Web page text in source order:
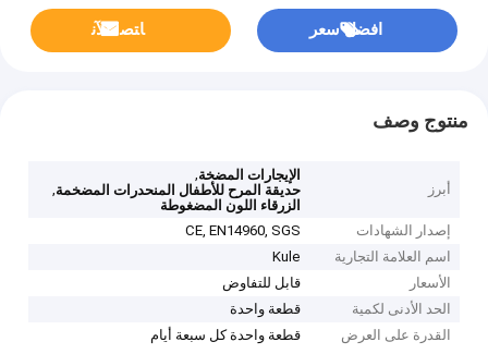
افضل سعر ﺎﺘﺼﻟ ﺍﻶﻧ
منتوج وصف
أبرز
الإيجارات المضخة,
حديقة المرح للأطفال المنحدرات المضخمة,
الزرقاء اللون المضغوطة
إصدار الشهادات
CE, EN14960, SGS
اسم العلامة التجارية
Kule
الأسعار
قابل للتفاوض
الحد الأدنى لكمية
قطعة واحدة
القدرة على العرض
قطعة واحدة كل سبعة أيام